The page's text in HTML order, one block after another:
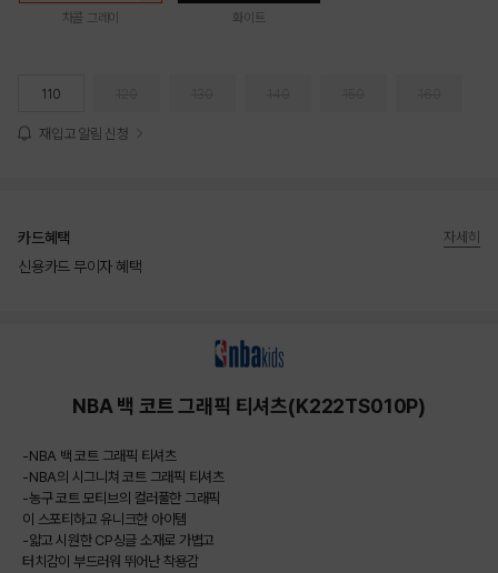
차콜 그레이 화이트
110
재입고 알림 신청
카드혜택
신용카드 무이자 혜택
자세히
NBA 백 코트 그래픽 티셔츠(K222TS010P)
-NBA 백 코트 그래픽 티셔츠
-NBA의 시그니쳐 코트 그래픽 티셔츠
-농구 코트 모티브의 컬러풀한 그래픽
이 스포티하고 유니크한 아이템
-얇고 시원한 CP싱글 소재로 가볍고
터치감이 부드러워 뛰어난 착용감